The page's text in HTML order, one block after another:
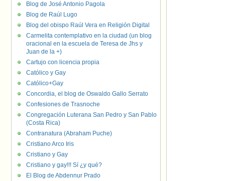
Blog de José Antonio Pagola
Blog de Raúl Lugo
Blog del obispo Raúl Vera en Religión Digital
Carmelita contemplativo en la ciudad (un blog
oracional en la escuela de Teresa de Jhs y
Juan de la +)
Cartujo con licencia propia
Católico y Gay
Católico+Gay
Concordia, el blog de Oswaldo Gallo Serrato
Confesiones de Trasnoche
Congregación Luterana San Pedro y San Pablo
(Costa Rica)
Contranatura (Abraham Puche)
Cristiano Arco Iris
Cristiano y Gay
Cristiano y gay!!! Sí ¿y qué?
El Blog de Abdennur Prado